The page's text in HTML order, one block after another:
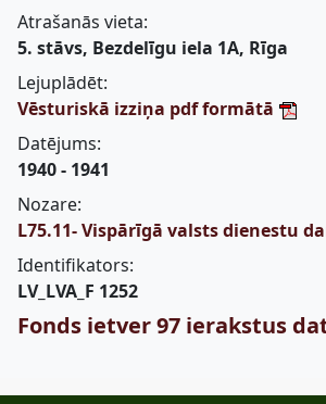
Atrašanās vieta:
5. stāvs, Bezdelīgu iela 1A, Rīga
Lejuplādēt:
Vēsturiskā izziņa pdf formātā
Datējums:
1940 - 1941
Nozare:
L75.11- Vispārīgā valsts dienestu
Identifikators:
LV_LVA_F 1252
Fonds ietver 97 ierakstus